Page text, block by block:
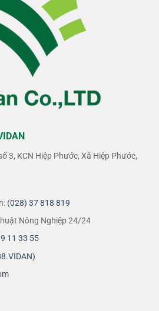
3, KCN Hiệp Phước, Xã Hiệp Phước,
(028) 37 818 819
Nông Nghiệp 24/24
11 33 55